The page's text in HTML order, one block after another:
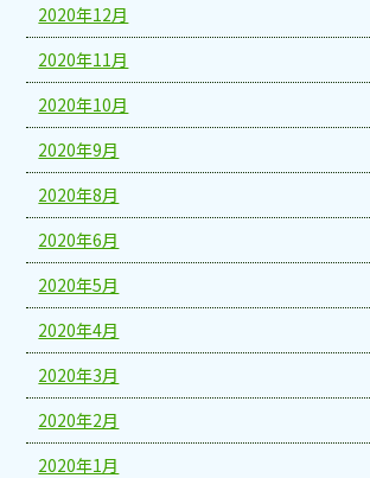
2020年12月
2020年11月
2020年10月
2020年9月
2020年8月
2020年6月
2020年5月
2020年4月
2020年3月
2020年2月
2020年1月